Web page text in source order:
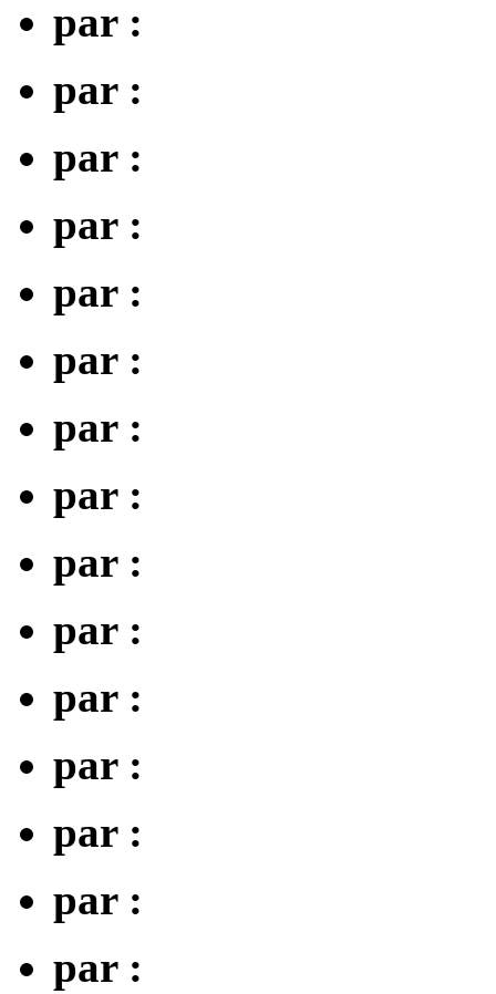
par :
par :
par :
par :
par :
par :
par :
par :
par :
par :
par :
par :
par :
par :
par :